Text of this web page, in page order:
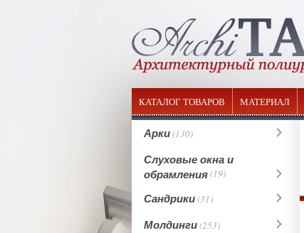
КАТАЛОГ ТОВАРОВ МАТЕРИАЛ
Арки(130)
Слуховые окна и
обрамления(19)
Сандрики(31)
Молдинги(253)